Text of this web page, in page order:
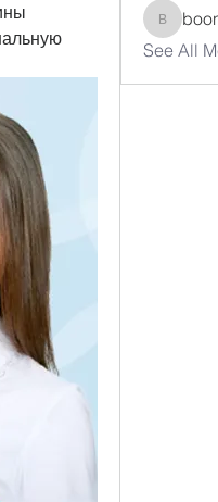
See All